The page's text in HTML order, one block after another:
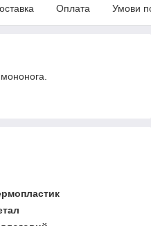
Оплата Умови